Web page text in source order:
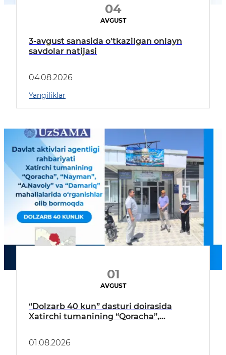
04
AVGUST
3-avgust sanasida o'tkazilgan onlayn
savdolar natijasi
04.08.2026
Yangiliklar
01
AVGUST
“Dolzarb 40 kun” dasturi doirasida
Xatirchi tumanining “Qoracha”,
borildi
01.08.2026